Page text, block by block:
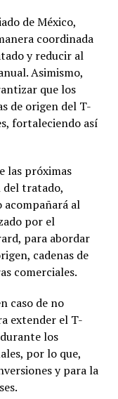
de México,
coordinada
y reducir al
Asimismo,
que los
de origen del T-
fortaleciendo así
las próximas
del tratado,
al
por el
para abordar
cadenas de
comerciales.
caso de no
extender el T-
los
por lo que,
y para la